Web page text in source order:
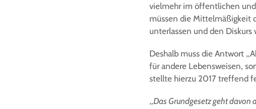
vielmehr im öffentlichen
müssen die Mittelmäßigkeit
unterlassen und den
Deshalb muss die Antwort
für andere Lebensweisen,
stellte hierzu 2017 treffend
„Das Grundgesetz geht davon